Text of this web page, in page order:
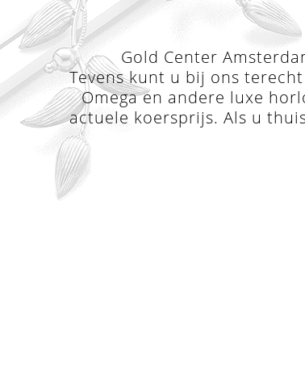
Gold Center
Tevens kunt u bij ons
Omega en andere luxe
actuele koersprijs. Als u